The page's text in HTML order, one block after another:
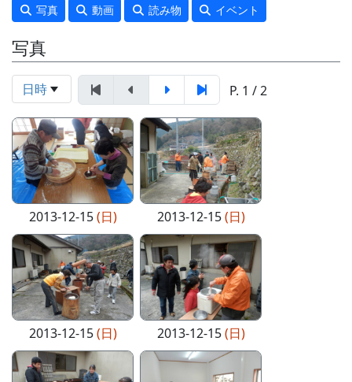
写真 動画 読み物 イベント
写真
日時 P. 1 / 2
2013-12-15(日) 2013-12-15(日)
2013-12-15(日) 2013-12-15(日)